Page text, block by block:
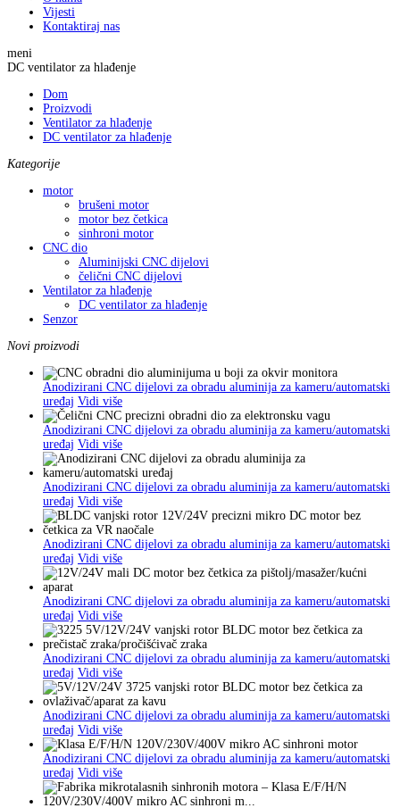
Vijesti
Kontaktiraj nas
meni
DC ventilator za hlađenje
Dom
Proizvodi
Ventilator za hlađenje
DC ventilator za hlađenje
Kategorije
motor
brušeni motor
motor bez četkica
sinhroni motor
CNC dio
Aluminijski CNC dijelovi
čelični CNC dijelovi
Ventilator za hlađenje
DC ventilator za hlađenje
Senzor
Novi proizvodi
Anodizirani CNC dijelovi za obradu aluminija za kameru/automatski
uređaj Vidi više
Anodizirani CNC dijelovi za obradu aluminija za kameru/automatski
uređaj Vidi više
Anodizirani CNC dijelovi za obradu aluminija za kameru/automatski
uređaj Vidi više
Anodizirani CNC dijelovi za obradu aluminija za kameru/automatski
uređaj Vidi više
Anodizirani CNC dijelovi za obradu aluminija za kameru/automatski
uređaj Vidi više
Anodizirani CNC dijelovi za obradu aluminija za kameru/automatski
uređaj Vidi više
Anodizirani CNC dijelovi za obradu aluminija za kameru/automatski
uređaj Vidi više
Anodizirani CNC dijelovi za obradu aluminija za kameru/automatski
uređaj Vidi više